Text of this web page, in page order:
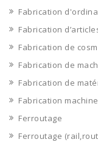
Fabrication
Fabrication
Fabrication de
Fabrication de
Fabrication de
Fabrication
Ferroutage
Ferroutage